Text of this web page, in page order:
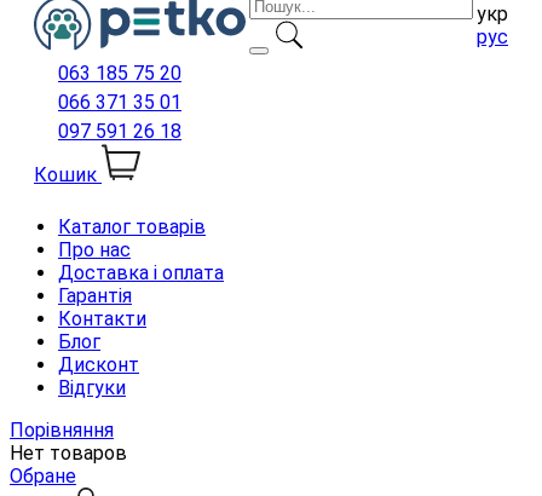
укр
рус
063 185 75 20
066 371 35 01
097 591 26 18
Кошик
Каталог товарів
Про нас
Доставка і оплата
Гарантія
Контакти
Блог
Дисконт
Відгуки
Порівняння
Нет товаров
Обране